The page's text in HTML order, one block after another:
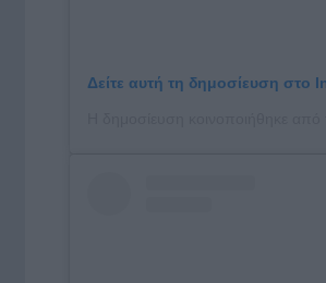
Δείτε αυτή τη δημοσίευση στο